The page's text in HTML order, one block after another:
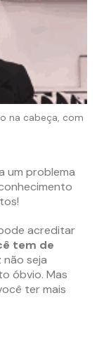
na cabeça, com
um problema
acreditar
tem de
não seja
óbvio. Mas
ter mais